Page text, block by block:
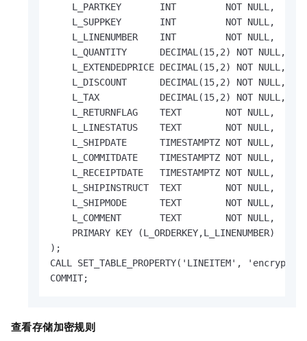
    L_PARTKEY       INT         NOT NULL,
    L_SUPPKEY       INT         NOT NULL,
    L_LINENUMBER    INT         NOT NULL,
    L_QUANTITY      DECIMAL(15,2) NOT NULL,
    L_EXTENDEDPRICE DECIMAL(15,2) NOT NULL,
    L_DISCOUNT      DECIMAL(15,2) NOT NULL,
    L_TAX           DECIMAL(15,2) NOT NULL,
    L_RETURNFLAG    TEXT        NOT NULL,
    L_LINESTATUS    TEXT        NOT NULL,
    L_SHIPDATE      TIMESTAMPTZ NOT NULL,
    L_COMMITDATE    TIMESTAMPTZ NOT NULL,
    L_RECEIPTDATE   TIMESTAMPTZ NOT NULL,
    L_SHIPINSTRUCT  TEXT        NOT NULL,
    L_SHIPMODE      TEXT        NOT NULL,
    L_COMMENT       TEXT        NOT NULL,
    PRIMARY KEY (L_ORDERKEY,L_LINENUMBER)
);
CALL SET_TABLE_PROPERTY('LINEITEM',
COMMIT;
查看存储加密规则